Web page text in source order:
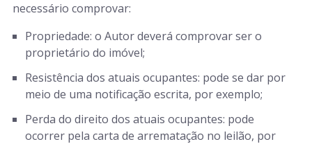
necessário comprovar:
Propriedade: o Autor deverá comprovar ser o
proprietário do imóvel;
Resistência dos atuais ocupantes: pode se dar por
meio de uma notificação escrita, por exemplo;
Perda do direito dos atuais ocupantes: pode
ocorrer pela carta de arrematação no leilão, por